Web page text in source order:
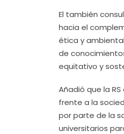
El también
hacia el
ética y
de
equitativo y
Añadió que la
frente a la
por parte de la
universitarios